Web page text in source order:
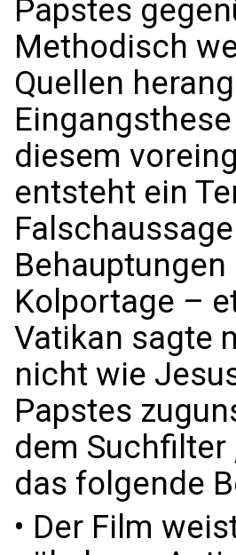
Papstes
Methodisch
Quellen
diesem
entsteht ein
Kolportage –
Vatikan sagte
nicht wie
Papstes
dem Suchfilter
das folgende
• Der Film